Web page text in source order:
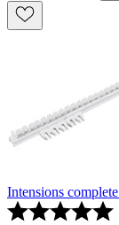
Intensions